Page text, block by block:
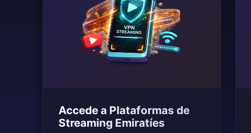
Accede a Plataformas de
Streaming Emiratíes